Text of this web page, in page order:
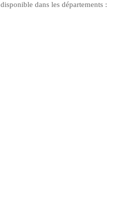
dans les départements :